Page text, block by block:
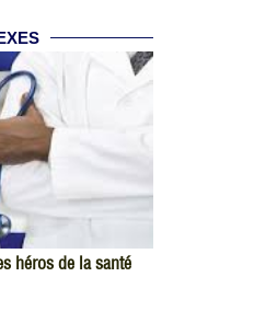
héros de la santé